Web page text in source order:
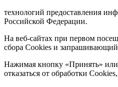
технологий предоставления
Российской Федерации.
На веб-сайтах при первом
сбора Cookies и запрашивающий
Нажимая кнопку «Принять» или
отказаться от обработки